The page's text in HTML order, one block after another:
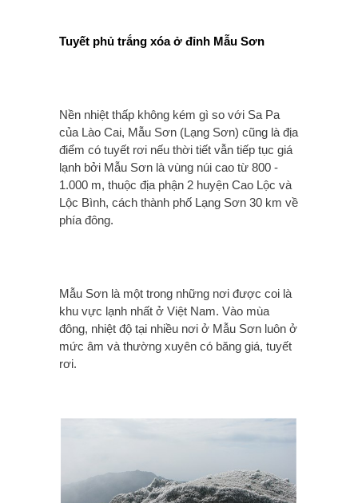
Tuyết phủ trắng xóa ở đỉnh Mẫu Sơn
Nền nhiệt thấp không kém gì so với Sa Pa
của Lào Cai, Mẫu Sơn (Lạng Sơn) cũng là địa
điểm có tuyết rơi nếu thời tiết vẫn tiếp tục giá
lạnh bởi Mẫu Sơn là vùng núi cao từ 800 -
1.000 m, thuộc địa phận 2 huyện Cao Lộc và
Lộc Bình, cách thành phố Lạng Sơn 30 km về
phía đông.
Mẫu Sơn là một trong những nơi được coi là
khu vực lạnh nhất ở Việt Nam. Vào mùa
đông, nhiệt độ tại nhiều nơi ở Mẫu Sơn luôn ở
mức âm và thường xuyên có băng giá, tuyết
rơi.